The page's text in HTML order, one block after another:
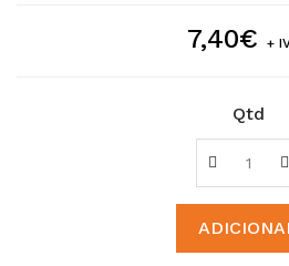
7,40€ +
Qtd